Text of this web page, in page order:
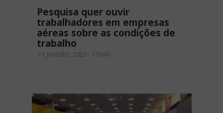
Pesquisa quer ouvir
trabalhadores em empresas
aéreas sobre as condições de
trabalho
11 JANEIRO, 2023 - 12H49